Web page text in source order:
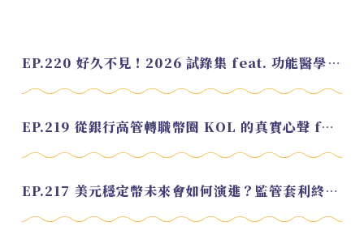
EP.220 好久不見！2026 試錄集 feat. 功能醫學營養師 美寶
EP.219 從銀行高管轉職幣圈 KOL 的真實心聲 feat.龜大
EP.217 美元穩定幣未來會如何演進？監管套利終將收斂？feat. 研究員 余哲安